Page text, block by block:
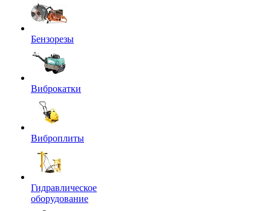
Бензорезы
Виброкатки
Виброплиты
Гидравлическое
оборудование